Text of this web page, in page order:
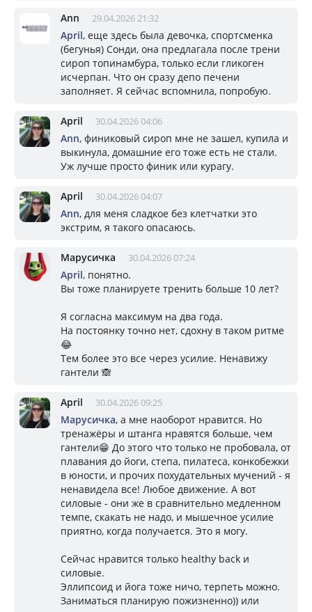
Ann 29.04.2026 21:32
April, еще здесь была девочка, спортсменка
(бегунья) Сонди, она предлагала после трени
сироп топинамбура, только если гликоген
исчерпан. Что он сразу депо печени
заполняет. Я сейчас вспомнила, попробую.
April 30.04.2026 04:06
Ann, финиковый сироп мне не зашел, купила и
выкинула, домашние его тоже есть не стали.
Уж лучше просто финик или курагу.
April 30.04.2026 04:07
Ann, для меня сладкое без клетчатки это
экстрим, я такого опасаюсь.
Марусичка 30.04.2026 07:24
April, понятно.
Вы тоже планируете тренить больше 10 лет?
Я согласна максимум на два года.
На постоянку точно нет, сдохну в таком ритме
😂
Тем более это все через усилие. Ненавижу
гантели 🙈
April 30.04.2026 09:25
Марусичка, а мне наоборот нравится. Но
тренажёры и штанга нравятся больше, чем
гантели😁 До этого что только не пробовала, от
плавания до йоги, степа, пилатеса, конкобежки
в юности, и прочих похудательных мучений - я
ненавидела все! Любое движение. А вот
силовые - они же в сравнительно медленном
темпе, скакать не надо, и мышечное усилие
приятно, когда получается. Это я могу.
Сейчас нравится только healthy back и
силовые.
Эллипсоид и йога тоже ничо, терпеть можно.
Заниматься планирую пожизненно)) или